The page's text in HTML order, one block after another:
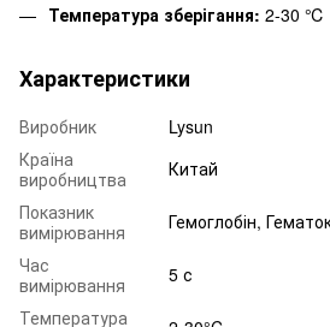
Температура зберігання: 2-30 ℃
Характеристики
Виробник
Lysun
Країна
виробництва
Китай
Показник
вимірювання
Гемоглобін,
Час
вимірювання
5 с
Температура